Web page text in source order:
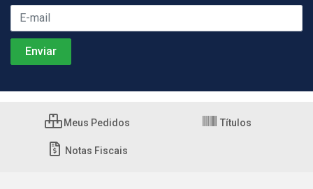
Meus Pedidos Títulos
Notas Fiscais